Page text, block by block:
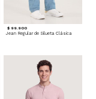
$ 99.900
Jean Regular de Silueta Clásica